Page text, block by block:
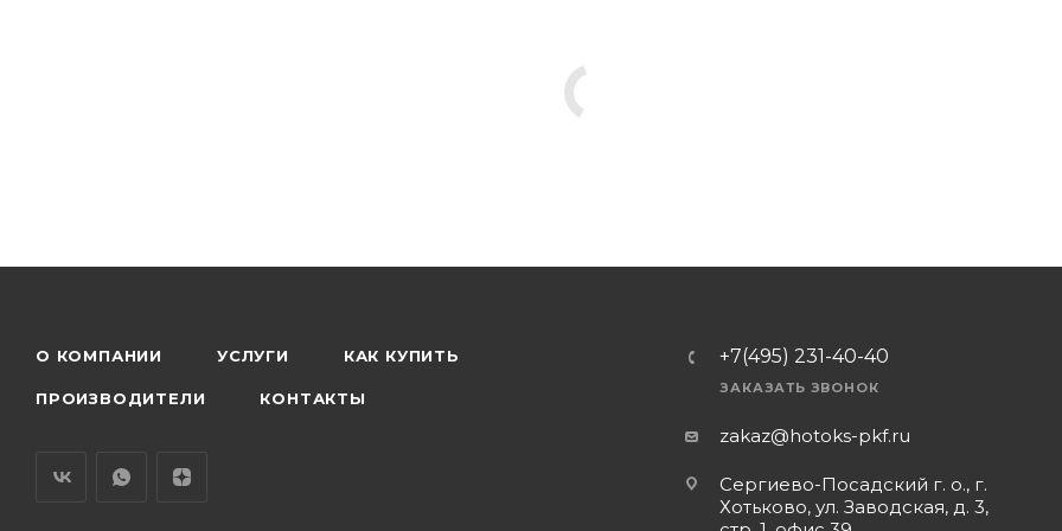
О КОМПАНИИ УСЛУГИ КАК КУПИТЬ
ПРОИЗВОДИТЕЛИ КОНТАКТЫ
+7(495) 231-40-40
ЗАКАЗАТЬ ЗВОНОК
zakaz@hotoks-pkf.ru
Сергиево-Посадский г. о., г.
Хотьково, ул. Заводская, д. 3,